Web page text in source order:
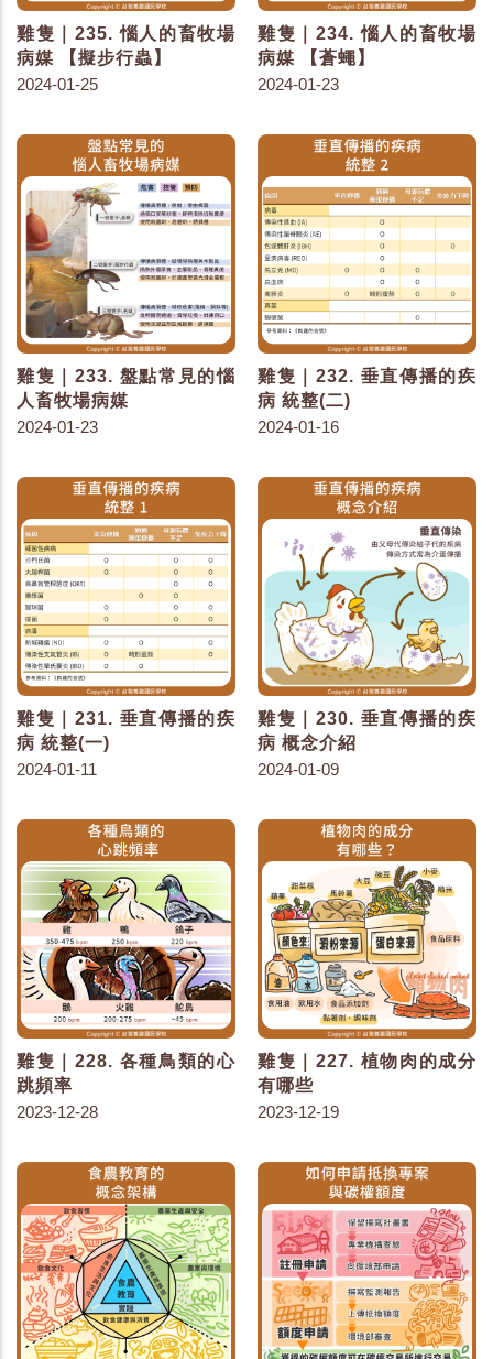
雞隻｜235. 惱人的畜牧場
病媒 【擬步行蟲】
2024-01-25
雞隻｜234. 惱人的畜牧場
病媒 【蒼蠅】
2024-01-23
雞隻｜233. 盤點常見的惱
人畜牧場病媒
2024-01-23
雞隻｜232. 垂直傳播的疾
病 統整(二)
2024-01-16
雞隻｜231. 垂直傳播的疾
病 統整(一)
2024-01-11
雞隻｜230. 垂直傳播的疾
病 概念介紹
2024-01-09
雞隻｜228. 各種鳥類的心
跳頻率
2023-12-28
雞隻｜227. 植物肉的成分
有哪些
2023-12-19